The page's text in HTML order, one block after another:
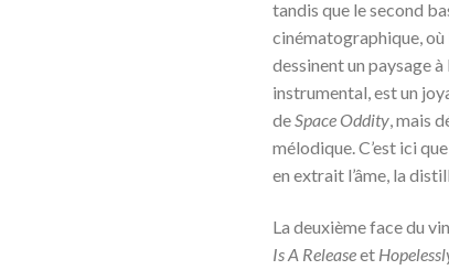
tandis que le second
cinématographique,
dessinent un paysage
instrumental, est un
de Space Oddity , mais
mélodique. C’est ici
en extrait l’âme, la
La deuxième face du
Is A Releaseet